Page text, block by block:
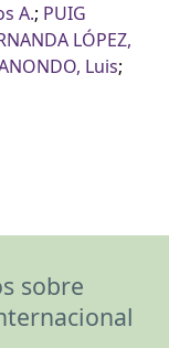
A.; PUIG
LÓPEZ,
Luis;
sobre